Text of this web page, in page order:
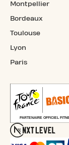
Montpellier
Bordeaux
Toulouse
Lyon
Paris